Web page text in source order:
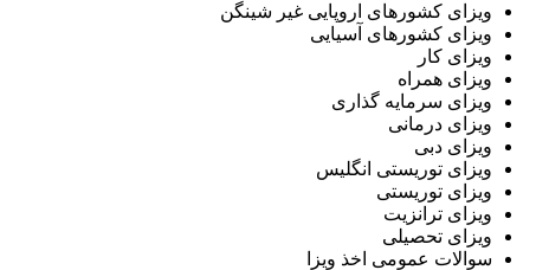
ویزای کشورهای اروپایی غیر شینگن
ویزای کشورهای آسیایی
ویزای کار
ویزای همراه
ویزای سرمایه گذاری
ویزای درمانی
ویزای دبی
ویزای توریستی انگلیس
ویزای توریستی
ویزای ترانزیت
ویزای تحصیلی
سوالات عمومی اخذ ویزا